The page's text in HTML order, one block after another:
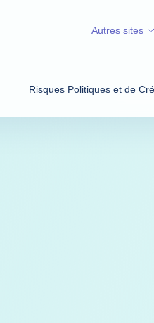
Risques Politiques et de
Autres sites